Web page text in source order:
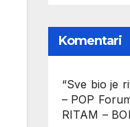
Komentari
“Sve bio je
– POP
RITAM –